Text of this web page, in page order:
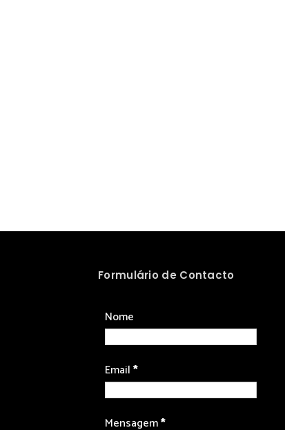
Formulário de Contacto
Nome
Email*
Mensagem*